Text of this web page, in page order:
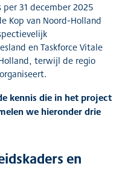
31 december 2025
Kop van Noord-Holland
en Taskforce Vitale
terwijl de regio
kennis die in het project
we hieronder drie
en